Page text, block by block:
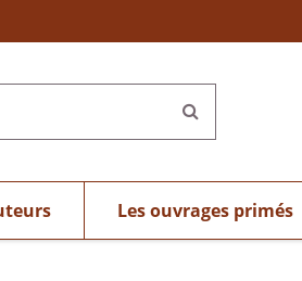
Les ouvrages primés